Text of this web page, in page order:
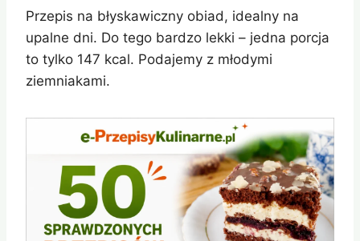
Przepis na błyskawiczny obiad, idealny na
upalne dni. Do tego bardzo lekki – jedna porcja
to tylko 147 kcal. Podajemy z młodymi
ziemniakami.